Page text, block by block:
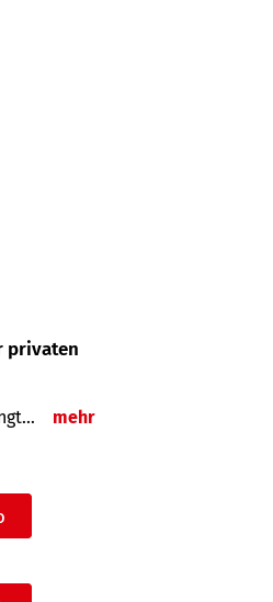
privaten
mehr